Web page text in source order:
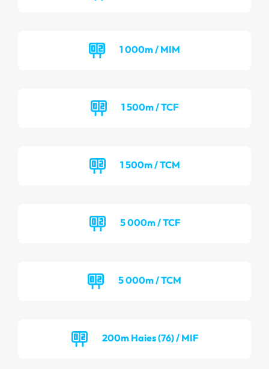
1 000m / MIM
1 500m / TCF
1 500m / TCM
5 000m / TCF
5 000m / TCM
200m Haies (76) / MIF